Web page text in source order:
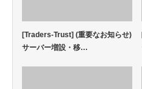
[Traders-Trust] (重要なお知らせ)
サーバー増設・移…